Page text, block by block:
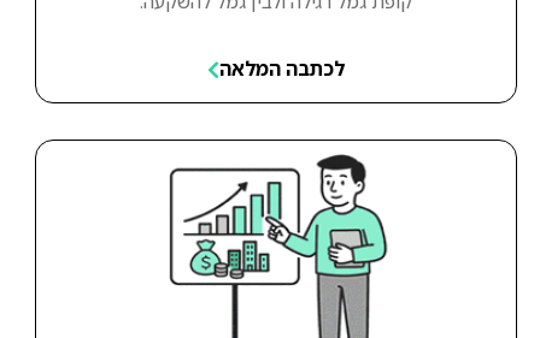
לכתבה המלאה